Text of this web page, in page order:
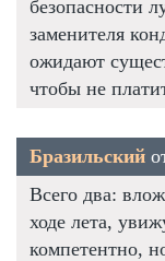
безопасности
заменителя
ожидают
чтобы не
Бразильский
Всего два:
ходе лета,
компетентно,